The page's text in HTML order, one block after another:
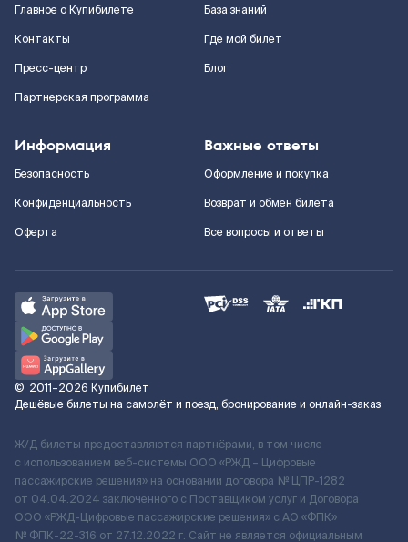
Главное о Купибилете
Контакты
Пресс-центр
Партнерская программа
База знаний
Где мой билет
Блог
Информация
Безопасность
Конфиденциальность
Оферта
Важные ответы
Оформление и покупка
Возврат и обмен билета
Все вопросы и ответы
© 2011–2026 Купибилет
Дешёвые билеты на самолёт и поезд, бронирование и онлайн-заказ
Ж/Д билеты предоставляются партнёрами, в том числе
с использованием веб-системы ООО «РЖД – Цифровые
пассажирские решения» на основании договора № ЦПР-1282
от 04.04.2024 заключенного с Поставщиком услуг и Договора
ООО «РЖД-Цифровые пассажирские решения» c АО «ФПК»
№ ФПК-22-316 от 27.12.2022 г. Сайт не является официальным